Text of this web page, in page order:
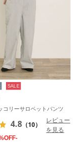
SALE
コリーサロペットパンツ
4.8 （10）
レビュー
を見る